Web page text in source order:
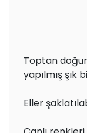
Toptan
yapılmış şık
Eller